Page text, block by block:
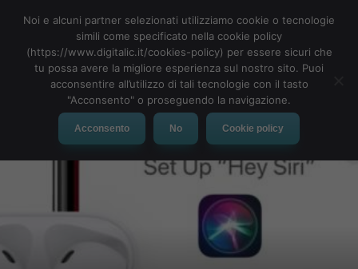
MENU
Noi e alcuni partner selezionati utilizziamo cookie o tecnologie
simili come specificato nella cookie policy
(https://www.digitalic.it/cookies-policy) per essere sicuri che
tu possa avere la migliore esperienza sul nostro sito. Puoi
acconsentire all’utilizzo di tali tecnologie con il tasto
"Acconsento" o proseguendo la navigazione.
Acconsento No Cookie policy